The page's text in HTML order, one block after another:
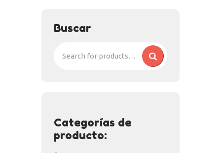
Buscar
Categorías de
producto: